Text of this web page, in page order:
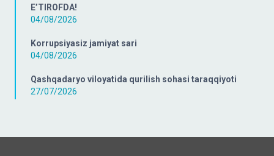
E’TIROFDA!
04/08/2026
Korrupsiyasiz jamiyat sari
04/08/2026
Qashqadaryo viloyatida qurilish sohasi taraqqiyoti
27/07/2026